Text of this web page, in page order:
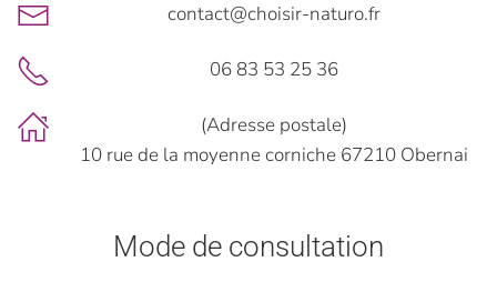
contact@choisir-naturo.fr
06 83 53 25 36
(Adresse postale)
10 rue de la moyenne corniche 67210 Obernai
Mode de consultation